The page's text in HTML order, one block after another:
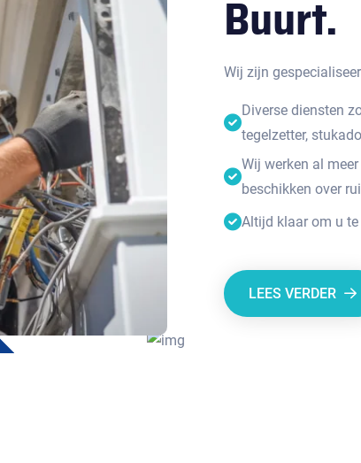
Buurt.
Wij zijn
Diverse diensten
tegelzetter,
Wij werken al
beschikken over
Altijd klaar om u
LEES VERDER